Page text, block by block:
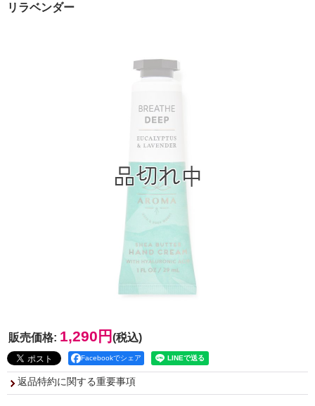
リラベンダー
販売価格: 1,290円 (税込)
Facebookでシェア
返品特約に関する重要事項